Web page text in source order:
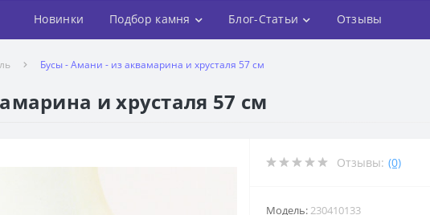
Новинки Подбор камня Блог-Статьи Отзывы
Бусы - Амани - из аквамарина и хрусталя 57 см
и хрусталя 57 см
Отзывы: (0)
Модель: 230410133